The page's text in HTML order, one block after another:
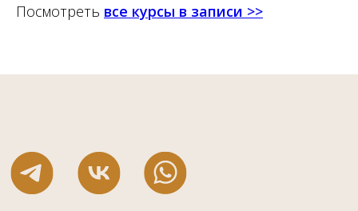
Посмотреть все курсы в записи >>